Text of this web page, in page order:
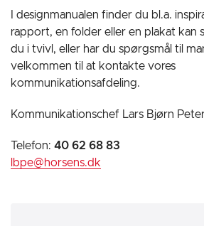
I designmanualen finder du bl.a.
rapport, en folder eller en plakat kan
du i tvivl, eller har du spørgsmål til
velkommen til at kontakte vores
kommunikationsafdeling.
Kommunikationschef Lars Bjørn
Telefon: 40 62 68 83
lbpe@horsens.dk